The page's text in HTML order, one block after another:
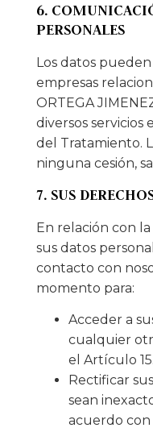
6.
PERSONALES
Los datos
empresas
ORTEGA
diversos servicios
del Tratamiento.
ninguna cesión,
7. SUS
En relación con
sus datos
contacto con
momento para:
Acceder a
cualquier
el Artículo
Rectificar
sean
acuerdo con